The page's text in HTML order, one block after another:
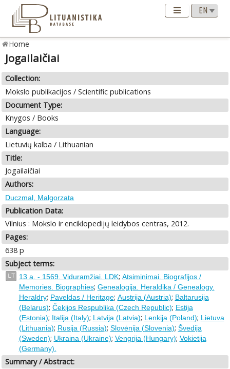
Home
Jogailaičiai
Collection:
Mokslo publikacijos / Scientific publications
Document Type:
Knygos / Books
Language:
Lietuvių kalba / Lithuanian
Title:
Jogailaičiai
Authors:
Duczmal, Małgorzata
Publication Data:
Vilnius : Mokslo ir enciklopedijų leidybos centras, 2012.
Pages:
638 p
Subject terms:
LT 13 a. - 1569. Viduramžiai. LDK; Atsiminimai. Biografijos /
Memories. Biographies; Genealogija. Heraldika / Genealogy.
Heraldry; Paveldas / Heritage; Austrija (Austria); Baltarusija
(Belarus); Čekijos Respublika (Czech Republic); Estija
(Estonia); Italija (Italy); Latvija (Latvia); Lenkija (Poland); Lietuva
(Lithuania); Rusija (Russia); Slovėnija (Slovenia); Švedija
(Sweden); Ukraina (Ukraine); Vengrija (Hungary); Vokietija
(Germany).
Summary / Abstract: